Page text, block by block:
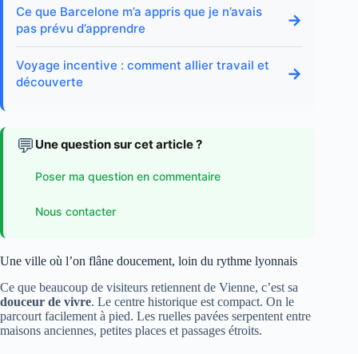
Ce que Barcelone m’a appris que je n’avais
pas prévu d’apprendre
→
Voyage incentive : comment allier travail et
découverte
→
💬 Une question sur cet article ?
Poser ma question en commentaire
Nous contacter
Une ville où l’on flâne doucement, loin du rythme lyonnais
Ce que beaucoup de visiteurs retiennent de Vienne, c’est sa
douceur de vivre. Le centre historique est compact. On le
parcourt facilement à pied. Les ruelles pavées serpentent entre
maisons anciennes, petites places et passages étroits.